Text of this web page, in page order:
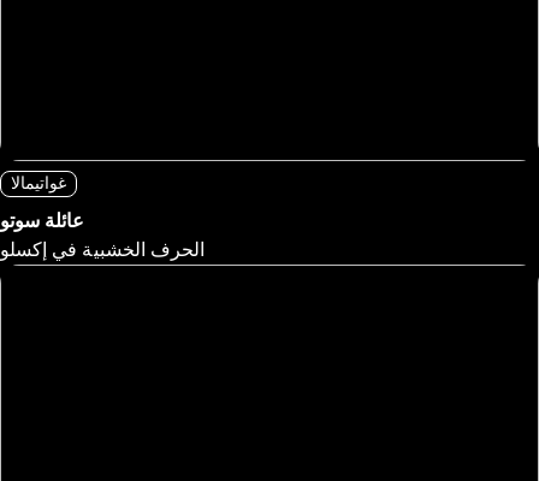
غواتيمالا
عائلة سوتو
الحرف الخشبية في إكسلو